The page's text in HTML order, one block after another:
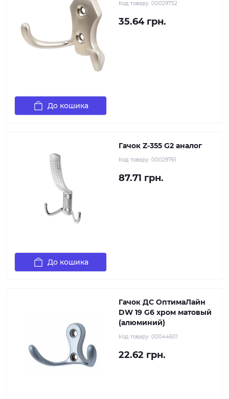
Код товару: 00029752
35.64 грн.
До кошика
Гачок Z-355 G2 аналог
Код товару: 00029761
87.71 грн.
До кошика
Гачок ДС ОптимаЛайн
DW 19 G6 хром матовый
(алюминий)
Код товару: 00044601
22.62 грн.